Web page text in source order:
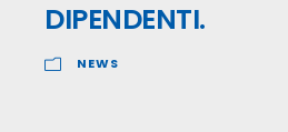
DIPENDENTI.
NEWS